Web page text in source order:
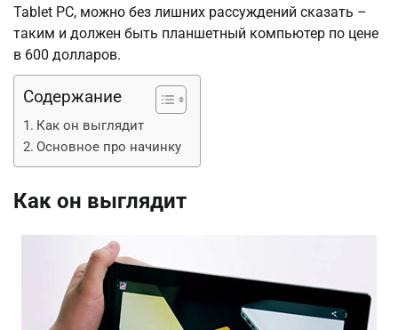
Tablet PC, можно без лишних рассуждений сказать –
таким и должен быть планшетный компьютер по цене
в 600 долларов.
Содержание
Как он выглядит
Основное про начинку
Как он выглядит